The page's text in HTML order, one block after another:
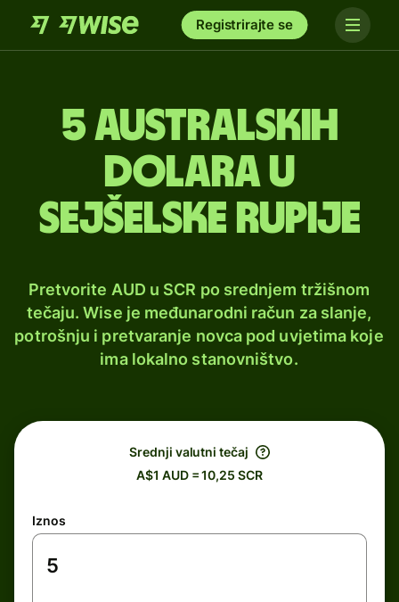
Registrirajte se
5 australskih
dolara u
sejšelske rupije
Pretvorite AUD u SCR po srednjem tržišnom
tečaju. Wise je međunarodni račun za slanje,
potrošnju i pretvaranje novca pod uvjetima koje
ima lokalno stanovništvo.
Srednji valutni tečaj
A$1 AUD = 10,25 SCR
Iznos